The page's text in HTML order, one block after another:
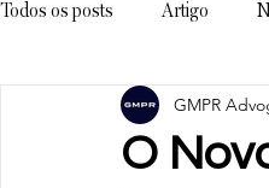
Todos os posts Artigo
O
GMPR